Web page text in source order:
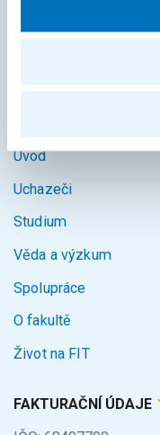
Courses
Úvod
Uchazeči
Studium
Věda a výzkum
Spolupráce
O fakultě
Život na FIT
FAKTURAČNÍ ÚDAJE